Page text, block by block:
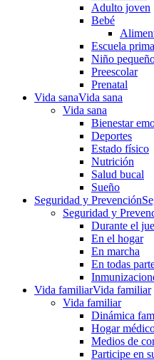
Adulto joven
Bebé
Escuela
Niño
Preescolar
Prenatal
Vida sanaVida sana
Vida sana
Bienestar
Deportes
Estado físico
Nutrición
Salud bucal
Sueño
Seguridad y Prevención
Seguridad y
Durante el
En el hogar
En marcha
En todas
Vida familiarVida familiar
Vida familiar
Dinámica
Hogar
Medios de
Participe en